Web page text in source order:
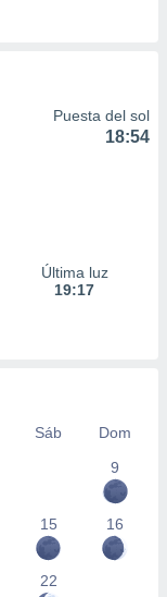
Puesta del sol
18:54
Última luz
19:17
Sáb
Dom
9
15 16
22